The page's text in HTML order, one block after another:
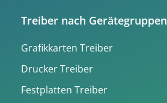
Treiber nach Gerätegruppen
Grafikkarten Treiber
Drucker Treiber
Festplatten Treiber